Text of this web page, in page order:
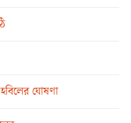
ঘোষণা